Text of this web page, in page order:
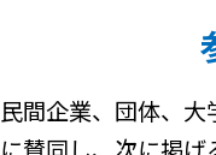
民間企業、団体、